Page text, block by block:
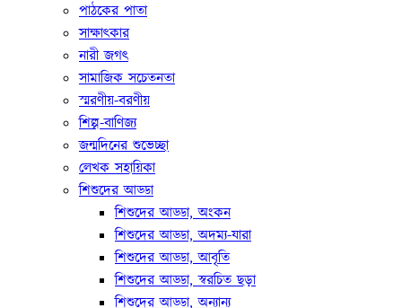
পাঠকের পাতা
সাক্ষাৎকার
নারী জগৎ
সামাজিক সচেতনতা
স্মরণীয়-বরণীয়
শিল্প-বাণিজ্য
জন্মদিনের শুভেচ্ছা
লেখক সহায়িকা
শিশুদের আড্ডা
শিশুদের আড্ডা, অংকন
শিশুদের আড্ডা, অদম্য-যারা
শিশুদের আড্ডা, আবৃতি
শিশুদের আড্ডা, স্বরচিত ছড়া
শিশুদের আড্ডা, অন্যান্য